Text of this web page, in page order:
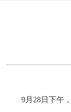
9月 28日下午